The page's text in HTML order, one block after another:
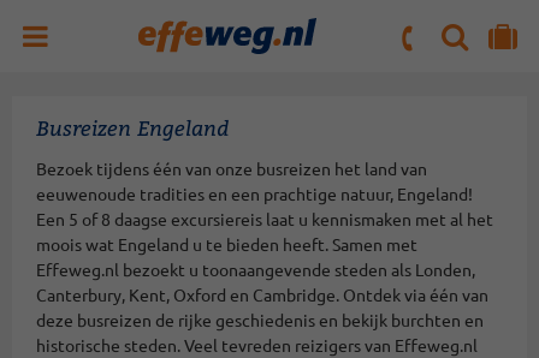
ZOEKENNAAR 'MIJN REIS' OMGEVING
Busreizen Engeland
Bezoek tijdens één van onze busreizen het land van
eeuwenoude tradities en een prachtige natuur, Engeland!
Een 5 of 8 daagse excursiereis laat u kennismaken met al het
moois wat Engeland u te bieden heeft. Samen met
Effeweg.nl bezoekt u toonaangevende steden als Londen,
Canterbury, Kent, Oxford en Cambridge. Ontdek via één van
deze busreizen de rijke geschiedenis en bekijk burchten en
historische steden. Veel tevreden reizigers van Effeweg.nl